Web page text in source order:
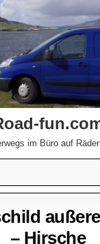
im Büro auf
– Hirsche